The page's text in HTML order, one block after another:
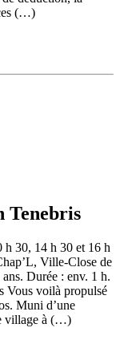
(…)
Tenebris
30, 14 h 30 et 16 h
Ville-Close de
Durée : env. 1 h.
voilà propulsé
Muni d’une
village à (…)